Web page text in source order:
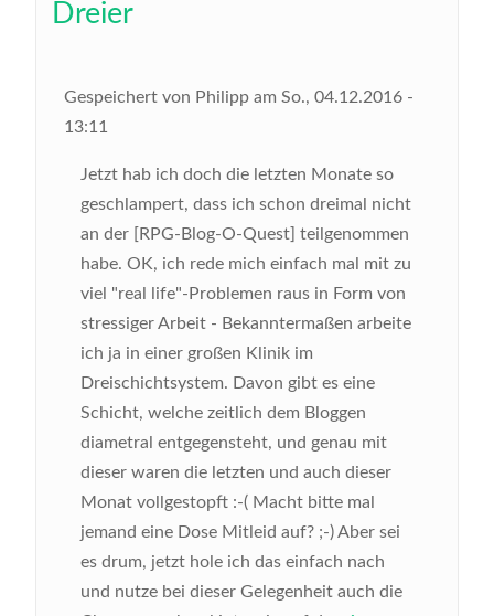
Dreier
Gespeichert von Philipp am So., 04.12.2016 -
13:11
Jetzt hab ich doch die letzten Monate so
geschlampert, dass ich schon dreimal nicht
an der [RPG-Blog-O-Quest] teilgenommen
habe. OK, ich rede mich einfach mal mit zu
viel "real life"-Problemen raus in Form von
stressiger Arbeit - Bekanntermaßen arbeite
ich ja in einer großen Klinik im
Dreischichtsystem. Davon gibt es eine
Schicht, welche zeitlich dem Bloggen
diametral entgegensteht, und genau mit
dieser waren die letzten und auch dieser
Monat vollgestopft :-( Macht bitte mal
jemand eine Dose Mitleid auf? ;-) Aber sei
es drum, jetzt hole ich das einfach nach
und nutze bei dieser Gelegenheit auch die